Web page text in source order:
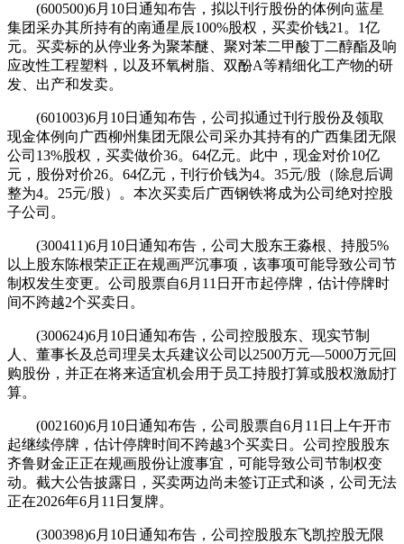
(600500)6月10日通知布告，拟以刊行股份的体例向蓝星
集团采办其所持有的南通星辰100%股权，买卖价钱21。1亿
元。买卖标的从停业务为聚苯醚、聚对苯二甲酸丁二醇酯及响
应改性工程塑料，以及环氧树脂、双酚A等精细化工产物的研
发、出产和发卖。
(601003)6月10日通知布告，公司拟通过刊行股份及领取
现金体例向广西柳州集团无限公司采办其持有的广西集团无限
公司13%股权，买卖做价36。64亿元。此中，现金对价10亿
元，股份对价26。64亿元，刊行价钱为4。35元/股（除息后调
整为4。25元/股）。本次买卖后广西钢铁将成为公司绝对控股
子公司。
(300411)6月10日通知布告，公司大股东王淼根、持股5%
以上股东陈根荣正正在规画严沉事项，该事项可能导致公司节
制权发生变更。公司股票自6月11日开市起停牌，估计停牌时
间不跨越2个买卖日。
(300624)6月10日通知布告，公司控股股东、现实节制
人、董事长及总司理吴太兵建议公司以2500万元—5000万元回
购股份，并正在将来适宜机会用于员工持股打算或股权激励打
算。
(002160)6月10日通知布告，公司股票自6月11日上午开市
起继续停牌，估计停牌时间不跨越3个买卖日。公司控股股东
齐鲁财金正正在规画股份让渡事宜，可能导致公司节制权变
动。截大公告披露日，买卖两边尚未签订正式和谈，公司无法
正在2026年6月11日复牌。
(300398)6月10日通知布告，公司控股股东飞凯控股无限